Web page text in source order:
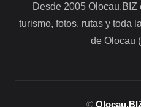
Desde 2005
turismo, fotos, rutas y toda
de Olocau
©